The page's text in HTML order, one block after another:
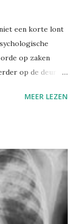
een korte lont
op zaken
op de deur
. In een
jaar lang nakijken
opruimen,
te doen? Enfin,
kan
MEER LEZEN